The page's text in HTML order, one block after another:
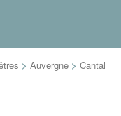
> Auvergne > Cantal